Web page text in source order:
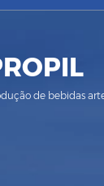
de bebidas